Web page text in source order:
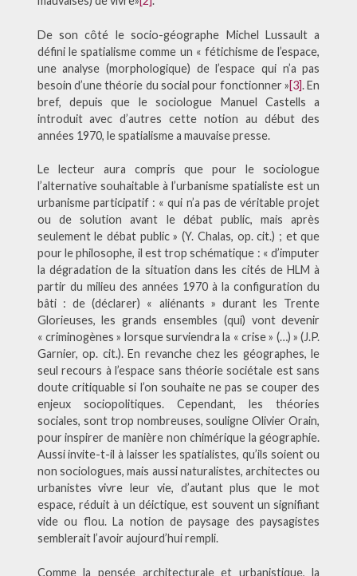
De son côté le socio-géographe Michel Lussault a
défini le spatialisme comme un « fétichisme de l’espace,
une analyse (morphologique) de l’espace qui n’a pas
besoin d’une théorie du social pour fonctionner »[3]. En
bref, depuis que le sociologue Manuel Castells a
introduit avec d’autres cette notion au début des
années 1970, le spatialisme a mauvaise presse.
Le lecteur aura compris que pour le sociologue
l’alternative souhaitable à l’urbanisme spatialiste est un
urbanisme participatif : « qui n’a pas de véritable projet
ou de solution avant le débat public, mais après
seulement le débat public » (Y. Chalas, op. cit.) ; et que
pour le philosophe, il est trop schématique : « d’imputer
la dégradation de la situation dans les cités de HLM à
partir du milieu des années 1970 à la configuration du
bâti : de (déclarer) « aliénants » durant les Trente
Glorieuses, les grands ensembles (qui) vont devenir
« criminogènes » lorsque surviendra la « crise » (…) » (J.P.
Garnier, op. cit.). En revanche chez les géographes, le
seul recours à l’espace sans théorie sociétale est sans
doute critiquable si l’on souhaite ne pas se couper des
enjeux sociopolitiques. Cependant, les théories
sociales, sont trop nombreuses, souligne Olivier Orain,
pour inspirer de manière non chimérique la géographie.
Aussi invite-t-il à laisser les spatialistes, qu’ils soient ou
non sociologues, mais aussi naturalistes, architectes ou
urbanistes vivre leur vie, d’autant plus que le mot
espace, réduit à un déictique, est souvent un signifiant
vide ou flou. La notion de paysage des paysagistes
semblerait l’avoir aujourd’hui rempli.
Comme la pensée architecturale et urbanistique, la